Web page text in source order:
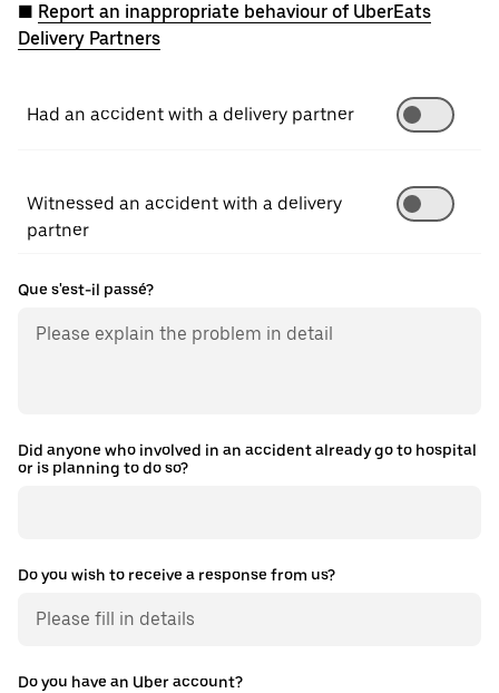
■ Report an inappropriate behaviour of UberEats
Delivery Partners
Had an accident with a delivery partner
Witnessed an accident with a delivery
partner
Que s'est-il passé?
Did anyone who involved in an accident already go to hospital
or is planning to do so?
Do you wish to receive a response from us?
Do you have an Uber account?